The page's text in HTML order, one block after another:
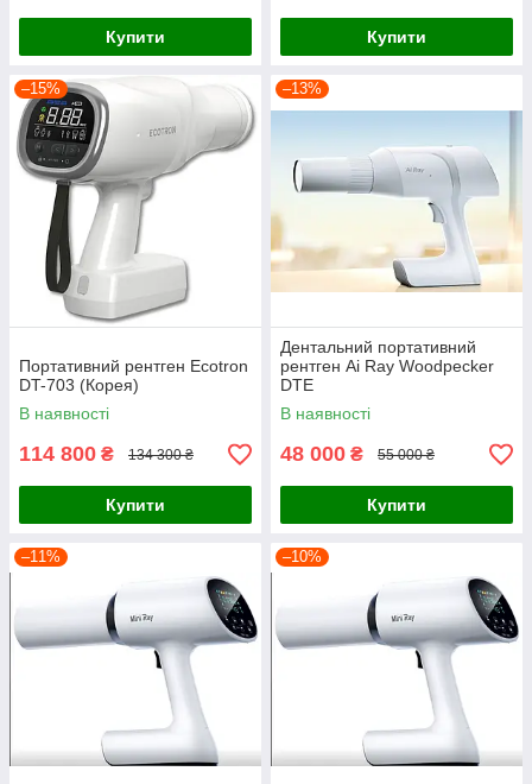
Купити Купити
–15%
Портативний рентген Ecotron
DT-703 (Корея)
В наявності
114 800 ₴ 134 300 ₴
Купити
–13%
Дентальний портативний
рентген Ai Ray Woodpecker
DTE
В наявності
48 000 ₴ 55 000 ₴
Купити
–11% –10%